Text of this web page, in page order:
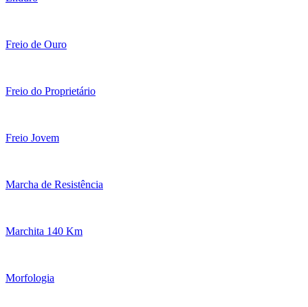
Freio de Ouro
Freio do Proprietário
Freio Jovem
Marcha de Resistência
Marchita 140 Km
Morfologia